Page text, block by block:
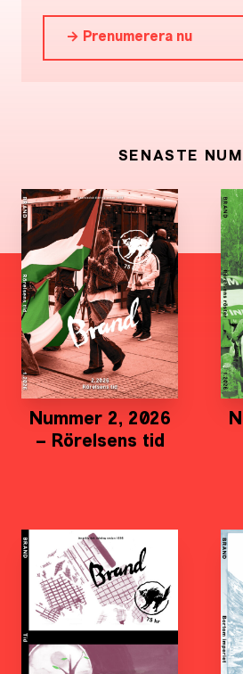
→ Prenumerera nu
SENASTE
Nummer 2, 2026
– Rörelsens tid